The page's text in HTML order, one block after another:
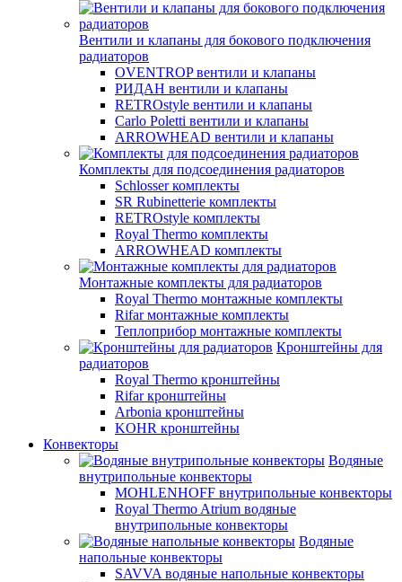
Вентили и клапаны для бокового подключения
радиаторов
OVENTROP вентили и клапаны
РИДАН вентили и клапаны
RETROstyle вентили и клапаны
Carlo Poletti вентили и клапаны
ARROWHEAD вентили и клапаны
Комплекты для подсоединения радиаторов
Schlosser комплекты
SR Rubinetterie комплекты
RETROstyle комплекты
Royal Thermo комплекты
ARROWHEAD комплекты
Монтажные комплекты для радиаторов
Royal Thermo монтажные комплекты
Rifar монтажные комплекты
Теплоприбор монтажные комплекты
Кронштейны для
радиаторов
Royal Thermo кронштейны
Rifar кронштейны
Arbonia кронштейны
KOHR кронштейны
Конвекторы
Водяные
внутрипольные конвекторы
MOHLENHOFF внутрипольные конвекторы
Royal Thermo Atrium водяные
внутрипольные конвекторы
Водяные
напольные конвекторы
SAVVA водяные напольные конвекторы